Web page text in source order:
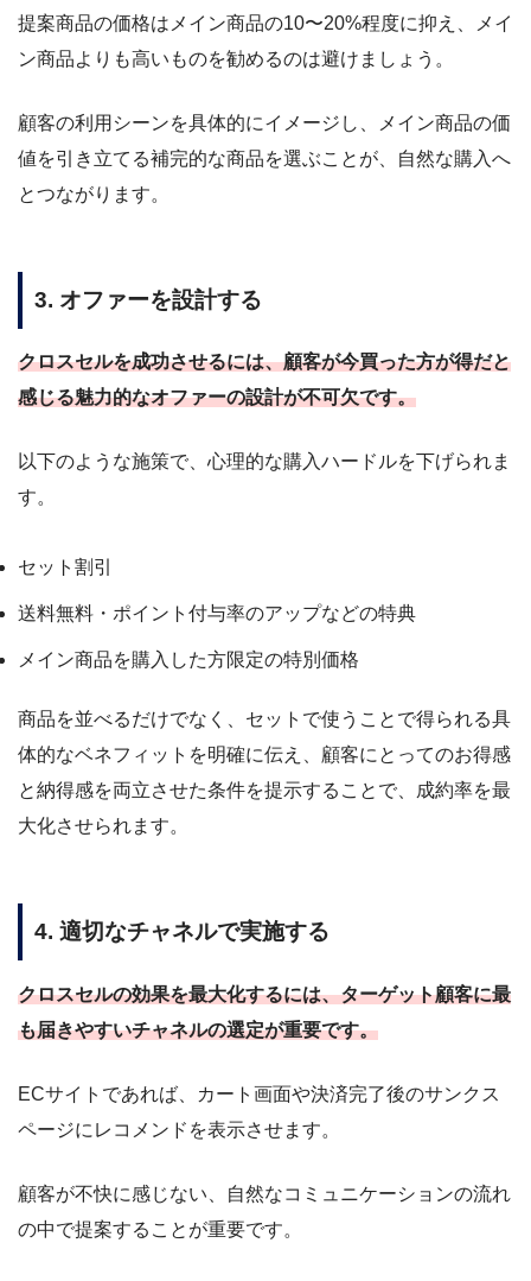
提案商品の価格はメイン商品の10〜20%程度に抑え、メイ
ン商品よりも高いものを勧めるのは避けましょう。
顧客の利用シーンを具体的にイメージし、メイン商品の価
値を引き立てる補完的な商品を選ぶことが、自然な購入へ
とつながります。
3. オファーを設計する
クロスセルを成功させるには、顧客が今買った方が得だと
感じる魅力的なオファーの設計が不可欠です。
以下のような施策で、心理的な購入ハードルを下げられま
す。
セット割引
送料無料・ポイント付与率のアップなどの特典
メイン商品を購入した方限定の特別価格
商品を並べるだけでなく、セットで使うことで得られる具
体的なベネフィットを明確に伝え、顧客にとってのお得感
と納得感を両立させた条件を提示することで、成約率を最
大化させられます。
4. 適切なチャネルで実施する
クロスセルの効果を最大化するには、ターゲット顧客に最
も届きやすいチャネルの選定が重要です。
ECサイトであれば、カート画面や決済完了後のサンクス
ページにレコメンドを表示させます。
顧客が不快に感じない、自然なコミュニケーションの流れ
の中で提案することが重要です。